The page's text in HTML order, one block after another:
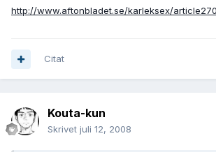
http://www.aftonbladet.se/karleksex/
Citat
Kouta-kun
Skrivet juli 12, 2008